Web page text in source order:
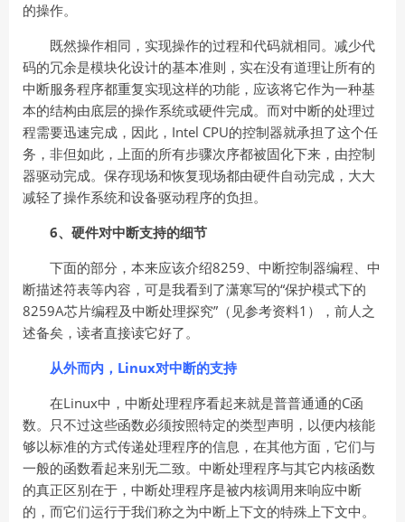
的操作。
既然操作相同，实现操作的过程和代码就相同。减少代
码的冗余是模块化设计的基本准则，实在没有道理让所有的
中断服务程序都重复实现这样的功能，应该将它作为一种基
本的结构由底层的操作系统或硬件完成。而对中断的处理过
程需要迅速完成，因此，Intel CPU的控制器就承担了这个任
务，非但如此，上面的所有步骤次序都被固化下来，由控制
器驱动完成。保存现场和恢复现场都由硬件自动完成，大大
减轻了操作系统和设备驱动程序的负担。
6、硬件对中断支持的细节
下面的部分，本来应该介绍8259、中断控制器编程、中
断描述符表等内容，可是我看到了潇寒写的“保护模式下的
8259A芯片编程及中断处理探究”（见参考资料1），前人之
述备矣，读者直接读它好了。
从外而内，Linux对中断的支持
在Linux中，中断处理程序看起来就是普普通通的C函
数。只不过这些函数必须按照特定的类型声明，以便内核能
够以标准的方式传递处理程序的信息，在其他方面，它们与
一般的函数看起来别无二致。中断处理程序与其它内核函数
的真正区别在于，中断处理程序是被内核调用来响应中断
的，而它们运行于我们称之为中断上下文的特殊上下文中。